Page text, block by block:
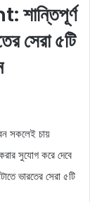
সেরা ৫টি
সকলেই চায়
সুযোগ করে দেবে
ভারতের সেরা ৫টি